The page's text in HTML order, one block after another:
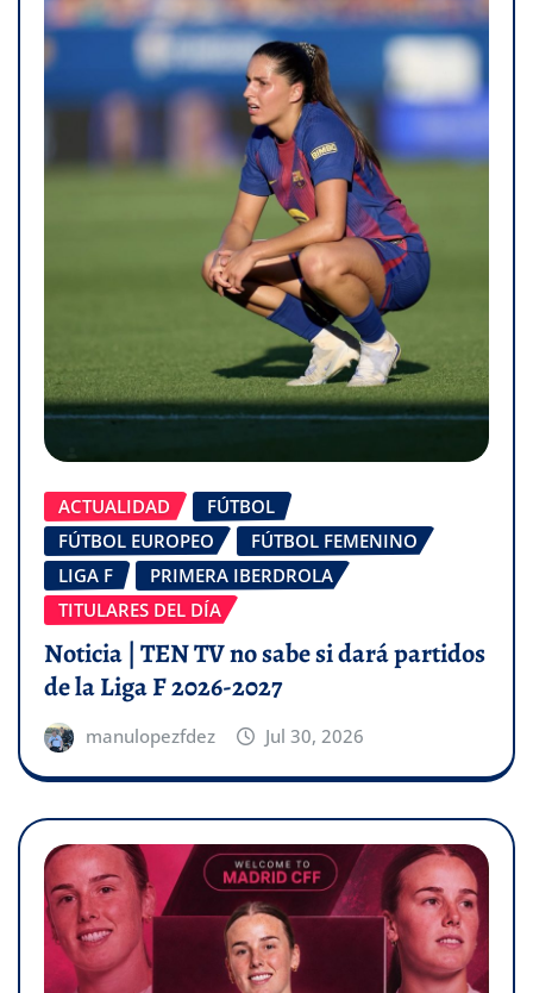
ACTUALIDAD
FÚTBOL
FÚTBOL EUROPEO
FÚTBOL FEMENINO
LIGA F
PRIMERA IBERDROLA
TITULARES DEL DÍA
Noticia | TEN TV no sabe si dará partidos
de la Liga F 2026-2027
manulopezfdez Jul 30, 2026